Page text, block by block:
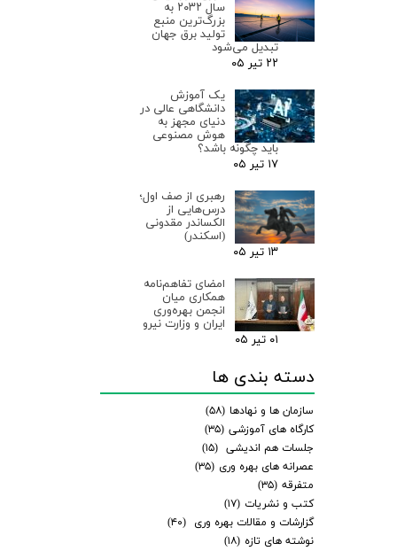
سال ۲۰۳۲ به
بزرگ‌ترین منبع
تولید برق جهان
تبدیل می‌شود
۲۲ تیر ۰۵
یک آموزش
دانشگاهی عالی در
دنیای مجهز به
هوش مصنوعی
باید چگونه باشد؟
۱۷ تیر ۰۵
رهبری از صف اول؛
درس‌هایی از
الکساندر مقدونی
(اسکندر)
۱۳ تیر ۰۵
امضای تفاهم‌نامه
همکاری میان
انجمن بهره‌وری
ایران و وزارت نیرو
۰۱ تیر ۰۵
دسته بندی ها
سازمان ها و نهادها (۵۸)
کارگاه های آموزشی (۳۵)
جلسات هم اندیشی (۱۵)
عصرانه های بهره وری (۳۵)
متفرقه (۳۵)
کتب و نشریات (۱۷)
گزارشات و مقالات بهره وری
(۴۰)
نوشته های تازه (۱۸)